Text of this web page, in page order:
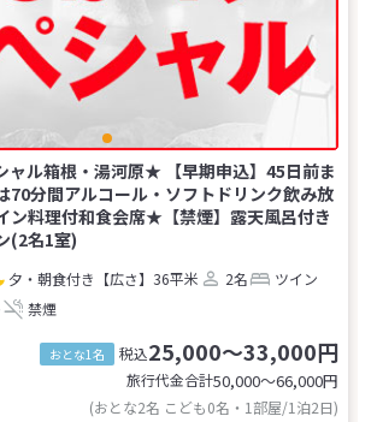
ャル箱根・湯河原★ 【早期申込】45日前ま
分間アルコール・ソフトドリンク飲み放
ン料理付和食会席★【禁煙】露天風呂付き
(2名1室)
夕・朝食付き 【広さ】36平米 2名
ツイン
禁煙
おとな1名 税込25,000～33,000円
旅行代金合計50,000〜66,000円
(おとな2名 こども0名・1部屋/1泊2日)